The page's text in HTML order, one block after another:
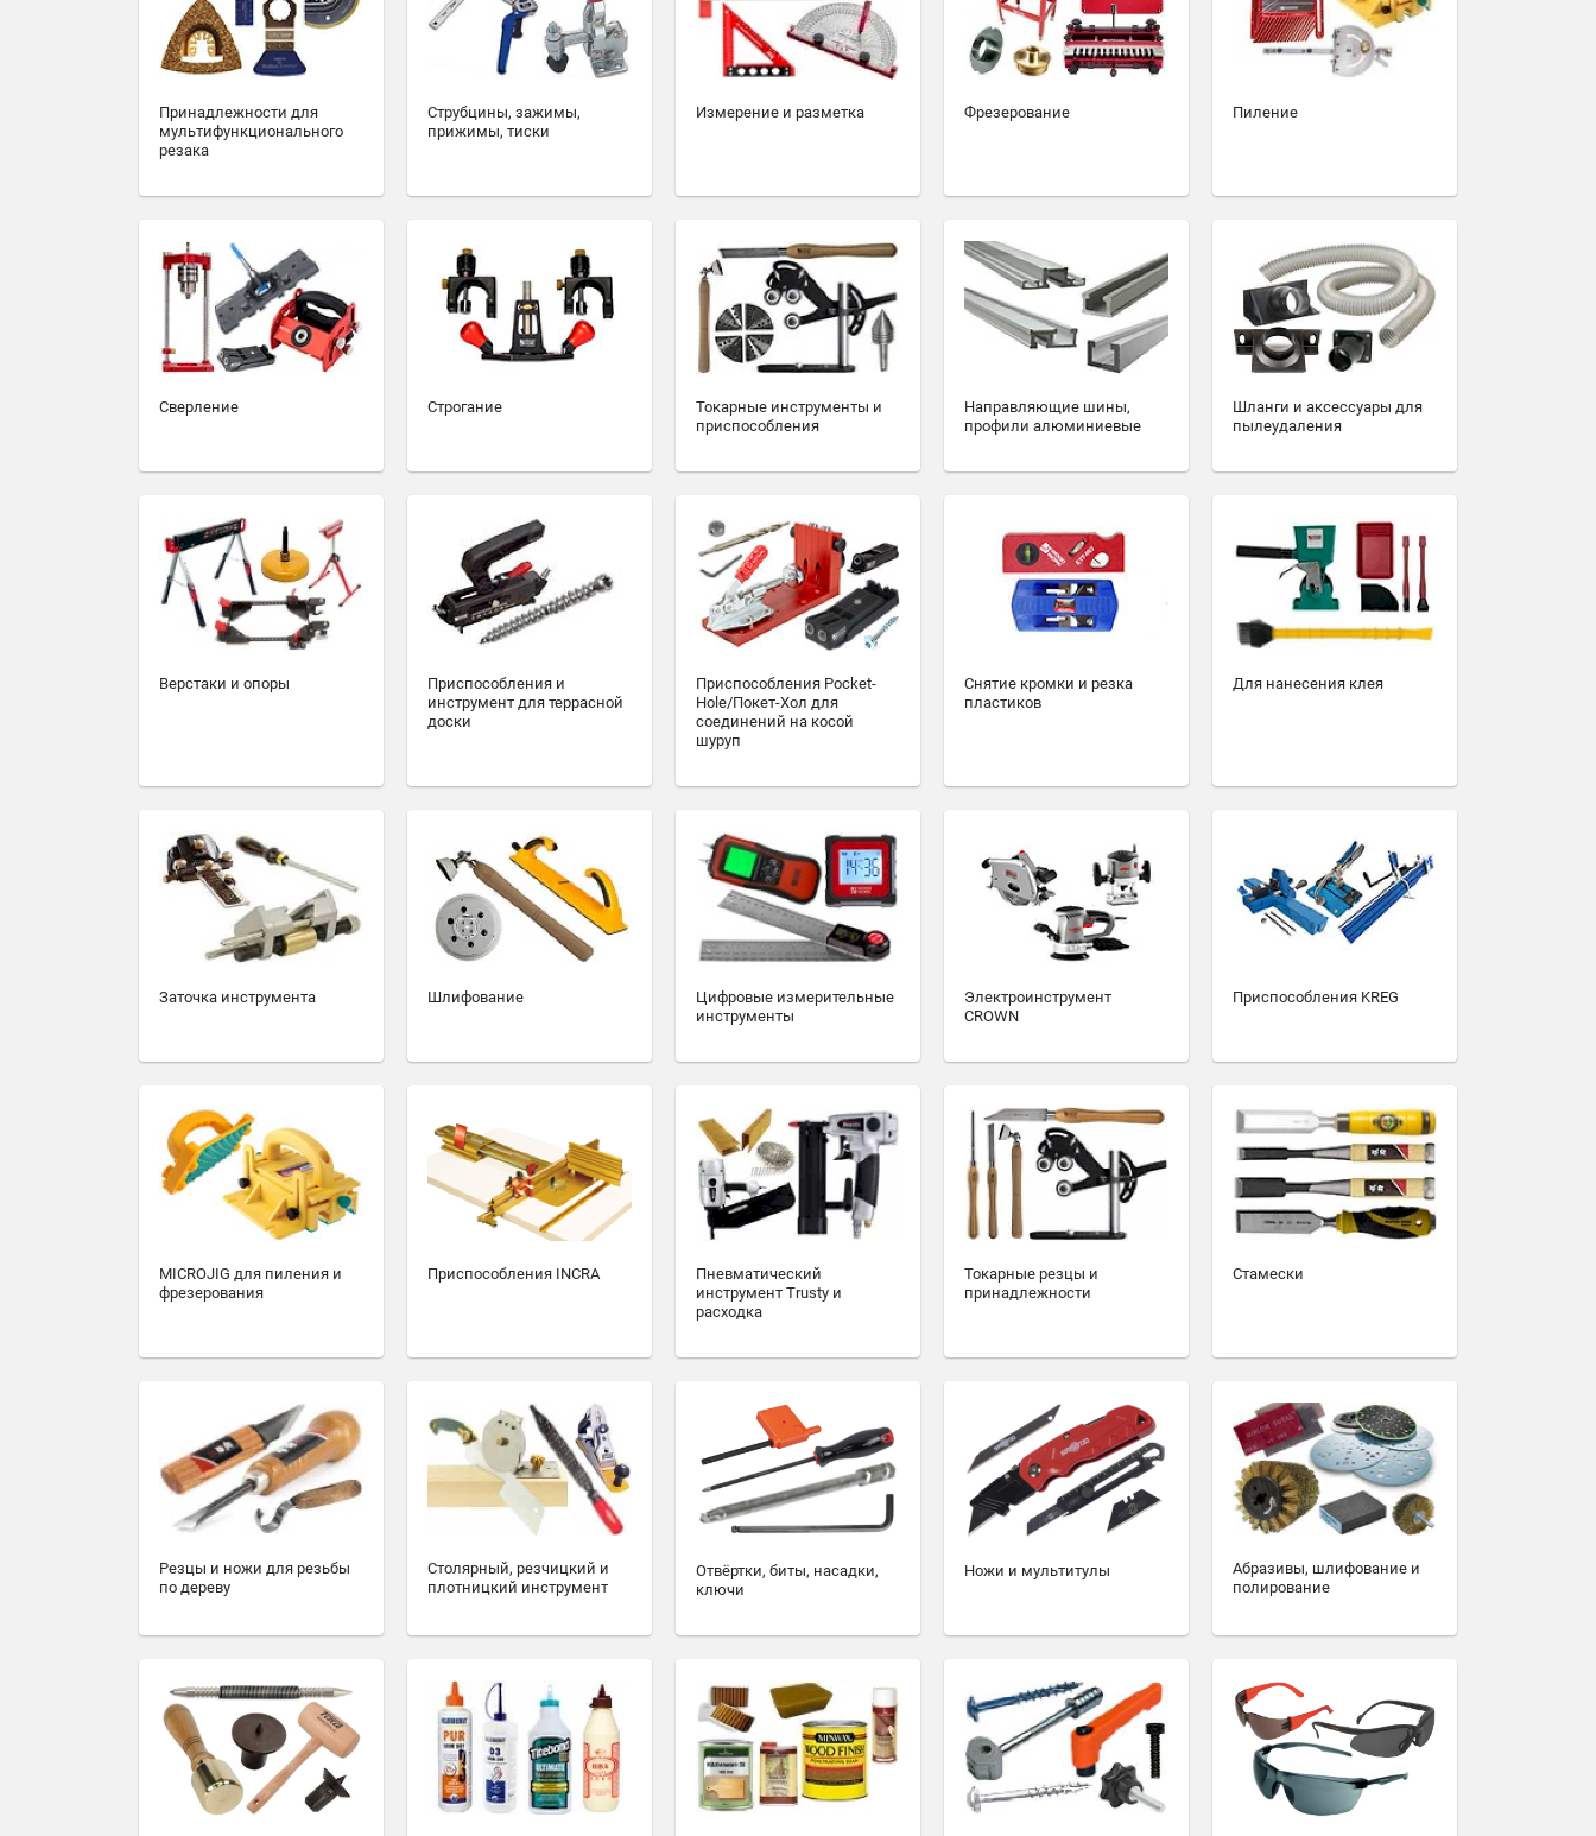
Принадлежности для
мультифункционального
резака
Струбцины, зажимы,
прижимы, тиски
Измерение и разметка Фрезерование Пиление
Сверление Строгание
Токарные инструменты и
приспособления
Направляющие шины,
профили алюминиевые
Шланги и аксессуары для
пылеудаления
Верстаки и опоры
Приспособления и
инструмент для террасной
доски
Приспособления Pocket-
Hole/Покет-Хол для
соединений на косой
шуруп
Снятие кромки и резка
пластиков
Для нанесения клея
Заточка инструмента Шлифование
Цифровые измерительные
инструменты
Электроинструмент
CROWN
Приспособления KREG
MICROJIG для пиления и
фрезерования
Приспособления INCRA
Пневматический
инструмент Trusty и
расходка
Токарные резцы и
принадлежности
Стамески
Резцы и ножи для резьбы
по дереву
Столярный, резчицкий и
плотницкий инструмент
Отвёртки, биты, насадки,
ключи
Ножи и мультитулы
Абразивы, шлифование и
полирование